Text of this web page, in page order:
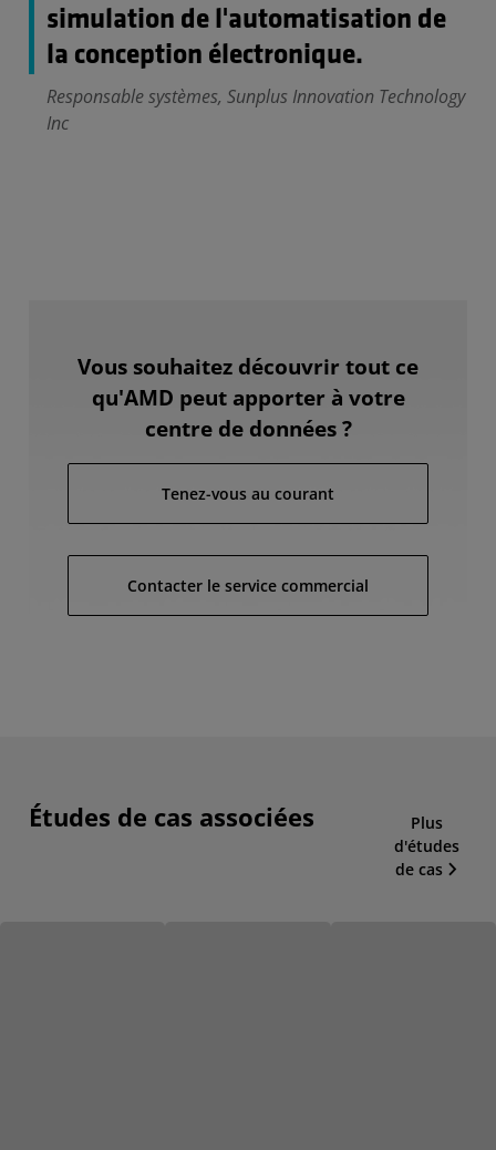
simulation de l'automatisation de
la conception électronique.
Responsable systèmes, Sunplus Innovation Technology
Inc
Vous souhaitez découvrir tout ce
qu'AMD peut apporter à votre
centre de données ?
Tenez-vous au courant
Contacter le service commercial
Études de cas associées
Plus
d'études
de cas